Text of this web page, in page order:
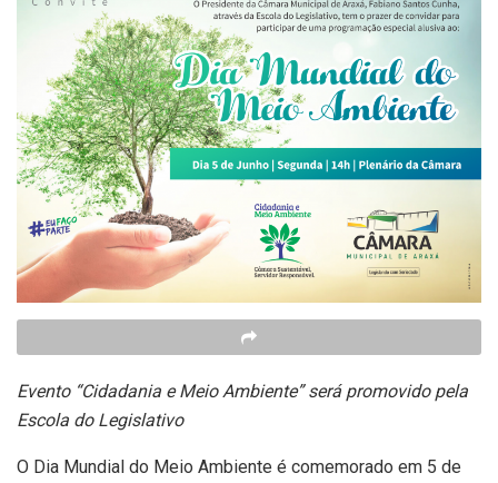
Evento “Cidadania e Meio Ambiente” será promovido pela
Escola do Legislativo
O Dia Mundial do Meio Ambiente é comemorado em 5 de